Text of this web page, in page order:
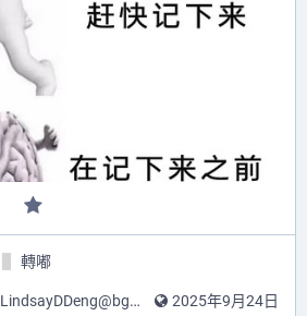
轉嘟
2025年9月24日
LindsayDDeng@bgme.me